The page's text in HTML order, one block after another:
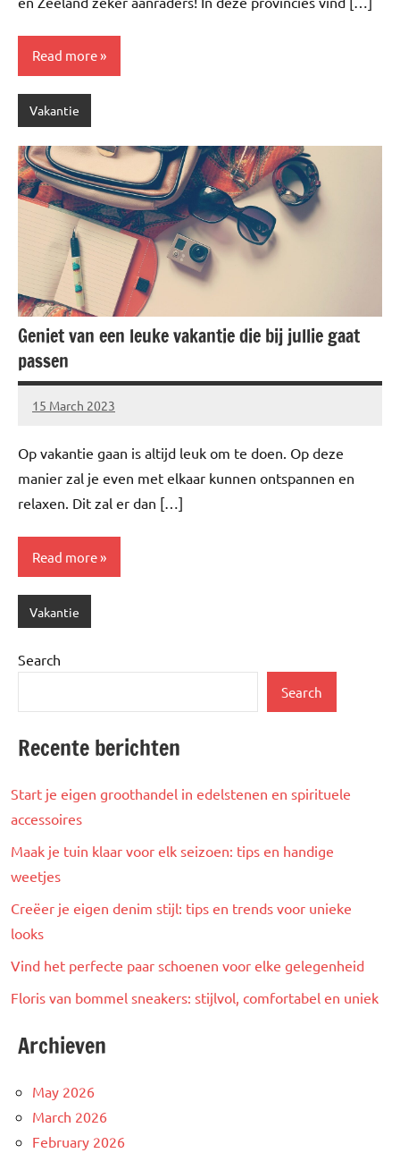
Read more
Vakantie
Geniet van een leuke vakantie die bij jullie gaat
passen
15 March 2023
Brechtje
Op vakantie gaan is altijd leuk om te doen. Op deze
manier zal je even met elkaar kunnen ontspannen en
relaxen. Dit zal er dan […]
Read more
Vakantie
Search
Search
Recente berichten
Start je eigen groothandel in edelstenen en spirituele
accessoires
Maak je tuin klaar voor elk seizoen: tips en handige
weetjes
Creëer je eigen denim stijl: tips en trends voor unieke
looks
Vind het perfecte paar schoenen voor elke gelegenheid
Floris van bommel sneakers: stijlvol, comfortabel en uniek
Archieven
May 2026
March 2026
February 2026